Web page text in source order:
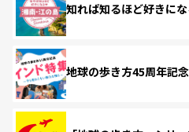
知れば知るほど好きに
地球の歩き方45周年記